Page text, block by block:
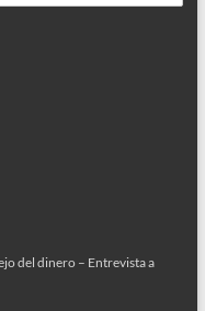
del dinero – Entrevista a